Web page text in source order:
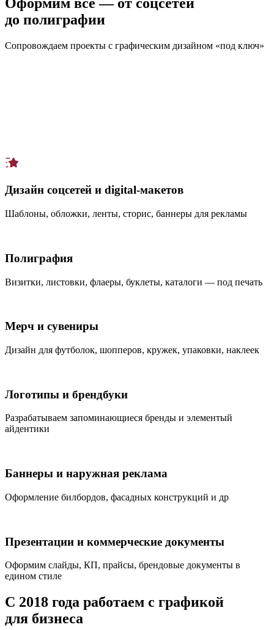
до полиграфии
Сопровождаем проекты с графическим дизайном «под ключ»
Дизайн соцсетей и digital-макетов
Шаблоны, обложки, ленты, сторис, баннеры для рекламы
Полиграфия
Визитки, листовки, флаеры, буклеты, каталоги — под печать
Мерч и сувениры
Дизайн для футболок, шопперов, кружек, упаковки, наклеек
Логотипы и брендбуки
Разрабатываем запоминающиеся бренды и элементый
айдентики
Баннеры и наружная реклама
Оформление билбордов, фасадных конструкций и др
Презентации и коммерческие документы
Оформим слайды, КП, прайсы, брендовые документы в
едином стиле
С 2018 года работаем с графикой
для бизнеса